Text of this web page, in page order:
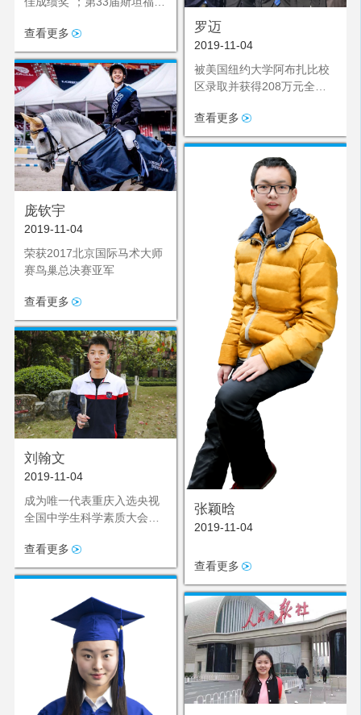
亚军
查看更多 罗迈
2019-11-04
被美国纽约大学阿布扎比校
区录取并获得208万元全额
查看更多
庞钦宇
2019-11-04
荣获2017北京国际马术大师
赛鸟巢总决赛亚军
查看更多
张颖晗
2019-11-04
查看更多
刘翰文
2019-11-04
成为唯一代表重庆入选央视
全国中学生科学素质大会的
查看更多